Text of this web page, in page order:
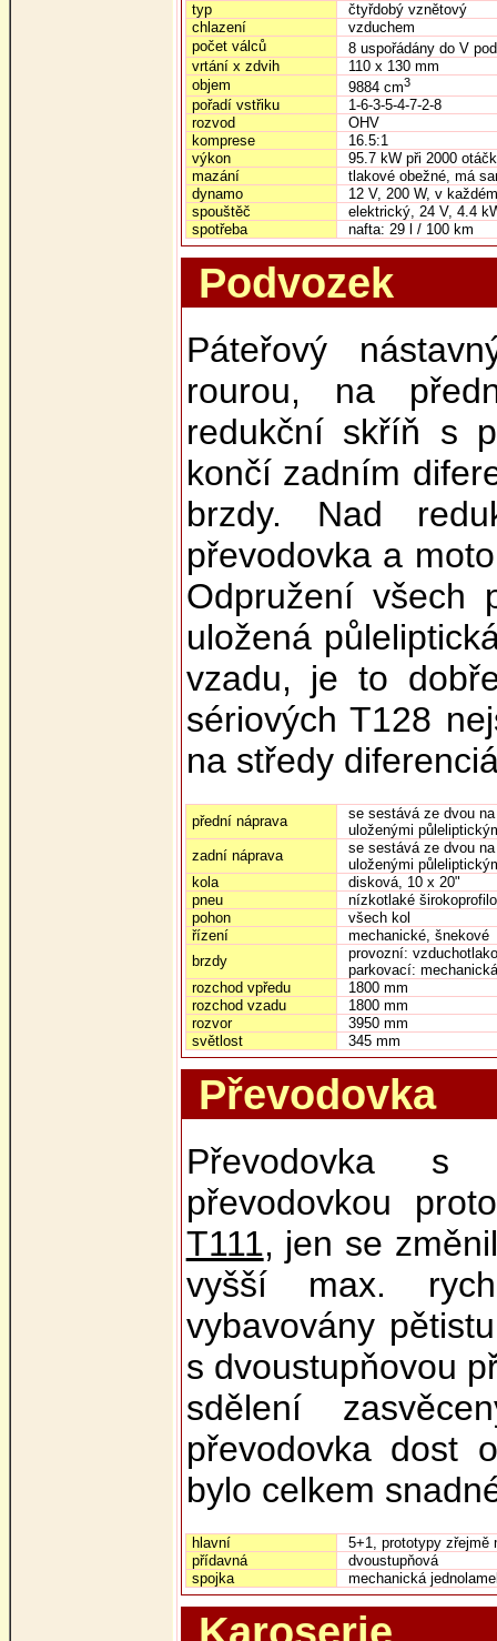
typ
čtyřdobý vznětový
chlazení
vzduchem
počet válců
8 uspořádány do V
vrtání x zdvih
110 x 130 mm
objem
9884 cm3
pořadí vstřiku
1-6-3-5-4-7-2-8
rozvod
OHV
komprese
16.5:1
výkon
95.7 kW při 2000
mazání
tlakové obežné, má
dynamo
12 V, 200 W, v
spouštěč
elektrický, 24 V, 4.4
spotřeba
nafta: 29 l / 100 km
Podvozek
Páteřový
rourou, na
redukční skříň s
končí zadním
brzdy. Nad
převodovka a
Odpružení všech
uložená
vzadu, je to
sériových T128
na středy
přední náprava
se sestává ze dvou
uloženými
zadní náprava
se sestává ze dvou
uloženými
kola
disková, 10 x 20"
pneu
nízkotlaké
pohon
všech kol
řízení
mechanické, šnekové
brzdy
provozní:
parkovací:
rozchod vpředu
1800 mm
rozchod vzadu
1800 mm
rozvor
3950 mm
světlost
345 mm
Převodovka
Převodovka s
převodovkou
T111, jen se
vyšší max.
vybavovány
s dvoustupňovou
sdělení
převodovka dost
bylo celkem
hlavní
5+1, prototypy zřejmě
přídavná
dvoustupňová
spojka
mechanická